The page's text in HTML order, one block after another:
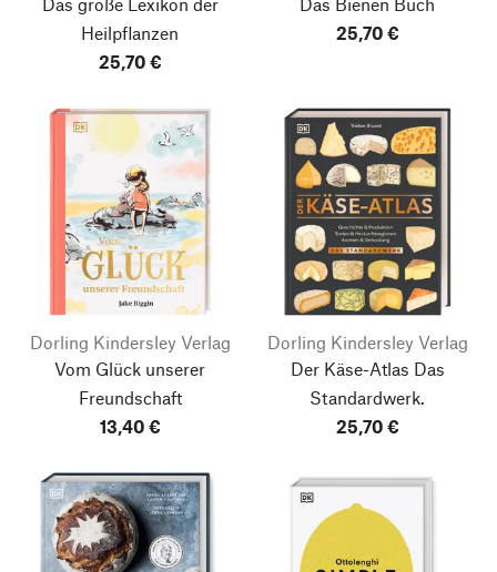
Heilpflanzen
25,70 €
25,70 €
Dorling Kindersley Verlag
Vom Glück unserer
Freundschaft
13,40 €
Dorling Kindersley Verlag
Der Käse-Atlas Das
Standardwerk.
25,70 €